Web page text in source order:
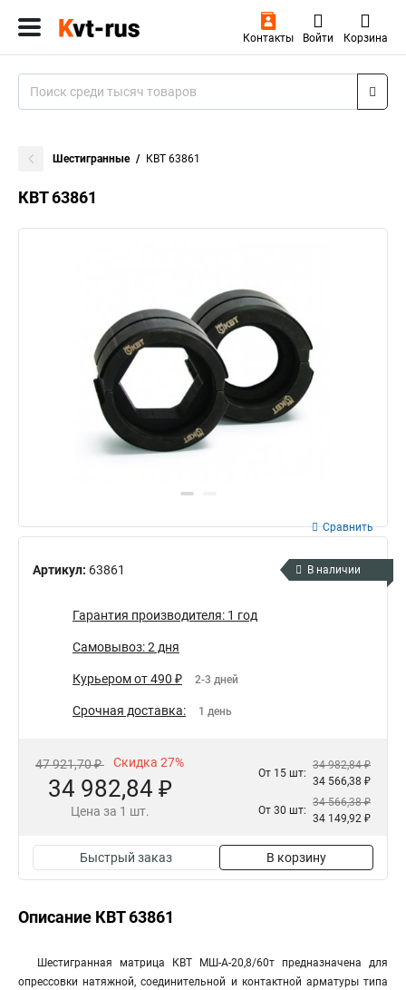
Контакты Войти Корзина
Шестигранные КВТ 63861
КВТ 63861
Артикул: 63861
Сравнить
В наличии
Гарантия производителя: 1 год
Самовывоз: 2 дня
Курьером от 490 ₽ 2-3 дней
Срочная доставка: 1 день
47 921,70 ₽ Скидка 27%
34 982,84 ₽
Цена за 1 шт.
От 15 шт:
34 982,84 ₽
34 566,38 ₽
От 30 шт:
34 566,38 ₽
34 149,92 ₽
Быстрый заказ В корзину
Описание КВТ 63861
Шестигранная матрица КВТ МШ-А-20,8/60т предназначена для
опрессовки натяжной, соединительной и контактной арматуры типа